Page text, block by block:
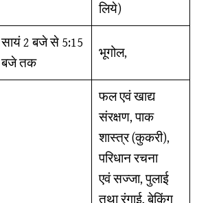
लिये)
सायं 2 बजे से 5:15
बजे तक
भूगोल,
फल एवं खाद्य
संरक्षण, पाक
शास्त्र (कुकरी),
परिधान रचना
एवं सज्जा, पुलाई
तथा रंगाई, बेकिंग